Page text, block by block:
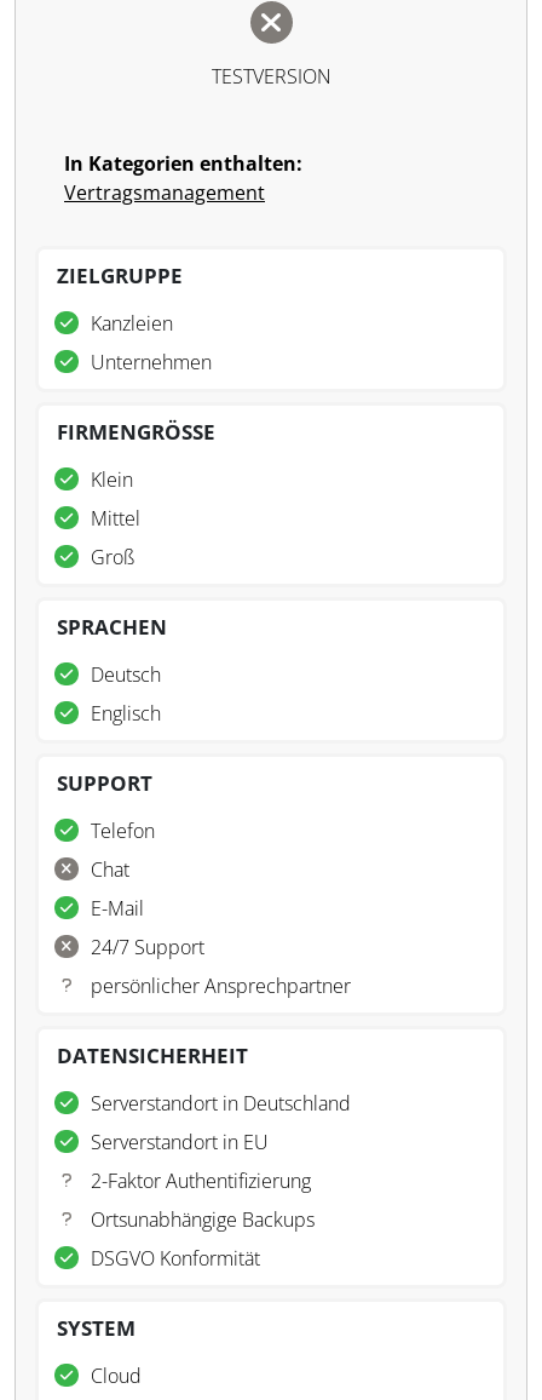
TESTVERSION
In Kategorien enthalten:
Vertragsmanagement
ZIELGRUPPE
Kanzleien
Unternehmen
FIRMENGRÖSSE
Klein
Mittel
Groß
SPRACHEN
Deutsch
Englisch
SUPPORT
Telefon
Chat
E-Mail
24/7 Support
persönlicher Ansprechpartner
DATENSICHERHEIT
Serverstandort in Deutschland
Serverstandort in EU
2-Faktor Authentifizierung
Ortsunabhängige Backups
DSGVO Konformität
SYSTEM
Cloud